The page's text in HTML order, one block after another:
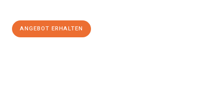
ANGEBOT ERHALTEN